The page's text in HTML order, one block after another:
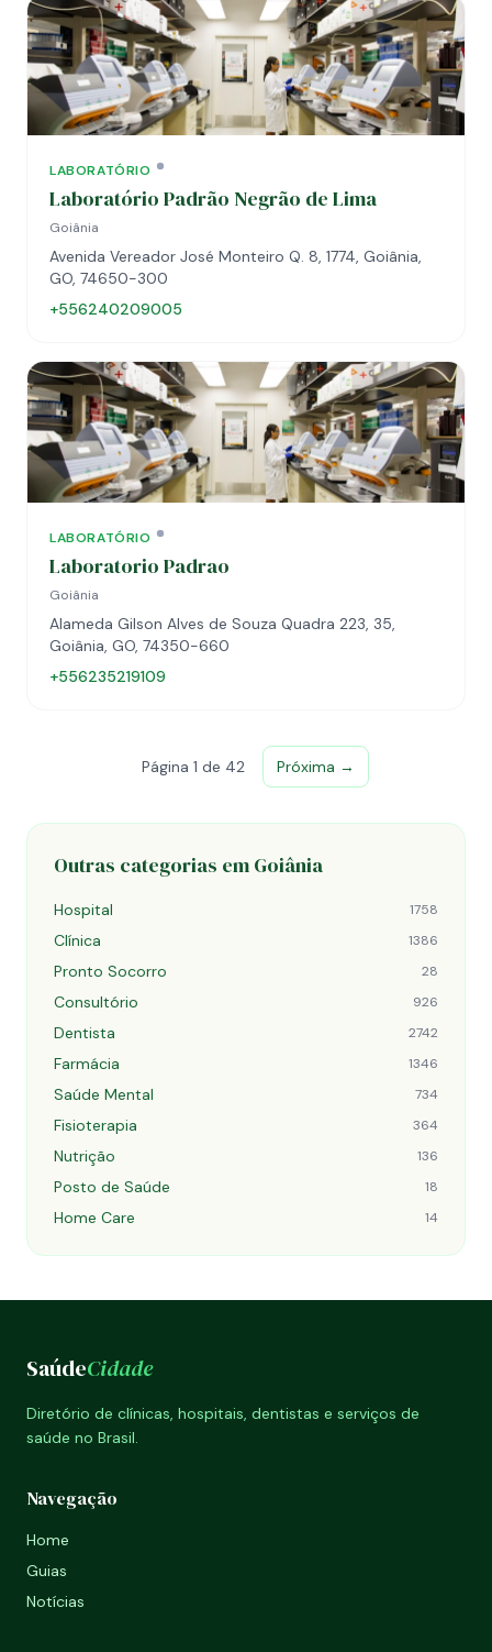
LABORATÓRIO
Laboratório Padrão Negrão de Lima
Goiânia
Avenida Vereador José Monteiro Q. 8, 1774, Goiânia,
GO, 74650-300
+556240209005
LABORATÓRIO
Laboratorio Padrao
Goiânia
Alameda Gilson Alves de Souza Quadra 223, 35,
Goiânia, GO, 74350-660
+556235219109
Página 1 de 42 Próxima →
Outras categorias em Goiânia
Hospital 1758
Clínica 1386
Pronto Socorro 28
Consultório 926
Dentista 2742
Farmácia 1346
Saúde Mental 734
Fisioterapia 364
Nutrição 136
Posto de Saúde 18
Home Care 14
SaúdeCidade
Diretório de clínicas, hospitais, dentistas e serviços de
saúde no Brasil.
Navegação
Home
Guias
Notícias